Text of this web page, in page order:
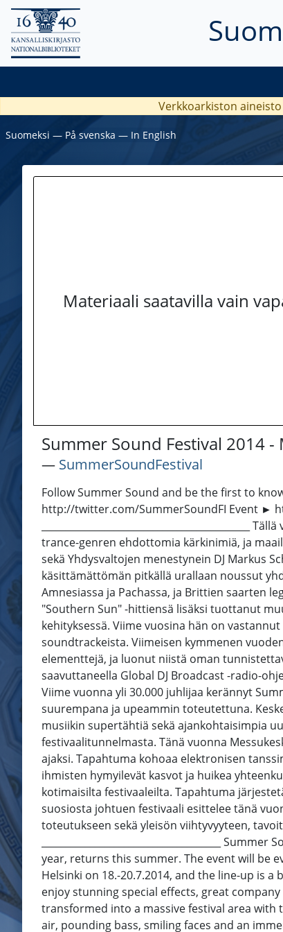
Verkkoarkiston
Suomeksi ― På svenska ― In English
Materiaali saatavilla vain
Summer Sound Festival 2014
― SummerSoundFestival
Follow Summer Sound and be the first to
http://twitter.com/SummerSoundFI Event ►
trance-genren ehdottomia kärkinimiä, ja
sekä Yhdysvaltojen menestynein DJ Markus
käsittämättömän pitkällä urallaan noussut
Amnesiassa ja Pachassa, ja Brittien saarten
"Southern Sun" -hittiensä lisäksi tuottanut
kehityksessä. Viime vuosina hän on
soundtrackeista. Viimeisen kymmenen
elementtejä, ja luonut niistä oman
saavuttaneella Global DJ Broadcast -radio-
Viime vuonna yli 30.000 juhlijaa kerännyt
suurempana ja upeammin toteutettuna.
musiikin supertähtiä sekä ajankohtaisimpia
festivaalitunnelmasta. Tänä vuonna
ajaksi. Tapahtuma kohoaa elektronisen
ihmisten hymyilevät kasvot ja huikea
kotimaisilta festivaaleilta. Tapahtuma
suosiosta johtuen festivaali esittelee tänä
toteutukseen sekä yleisön viihtyvyyteen,
_____________________________________
year, returns this summer. The event will be
Helsinki on 18.-20.7.2014, and the line-up is
enjoy stunning special effects, great
transformed into a massive festival area
air, pounding bass, smiling faces and an